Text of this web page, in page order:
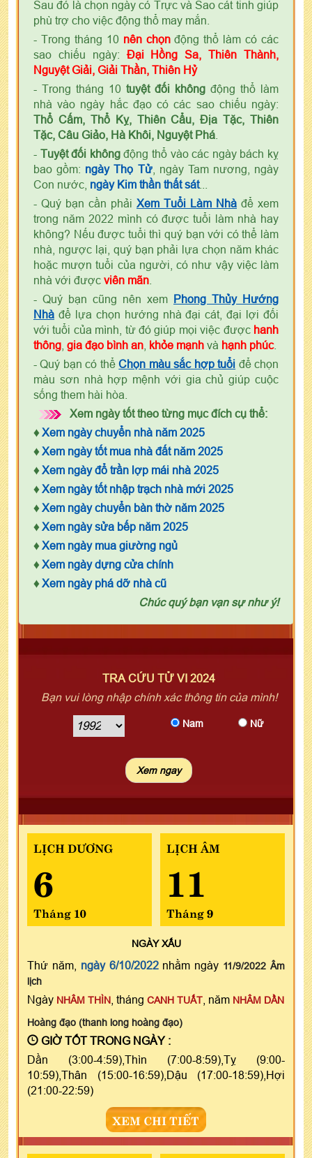
Sau đó là chọn ngày có Trực và Sao cát tinh giúp
phù trợ cho việc động thổ may mắn.
- Trong tháng 10 nên chọnđộng thổ làm có các
sao chiếu ngày: Đại Hồng Sa, Thiên Thành,
Nguyệt Giải, Giải Thần, Thiên Hỷ
- Trong tháng 10 tuyệt đối không động thổ làm
nhà vào ngày hắc đạo có các sao chiếu ngày:
Thổ Cấm, Thổ Kỵ, Thiên Cẩu, Địa Tặc, Thiên
Tặc, Câu Giảo, Hà Khôi, Nguyệt Phá
- Tuyệt đối khôngđộng thổ vào các ngày bách kỵ
bao gồm: ngày Thọ Tử, ngày Tam nương, ngày
Con nước, ngày Kim thần thất sát...
- Quý bạn cần phải Xem Tuổi Làm Nhà để xem
trong năm 2022 mình có được tuổi làm nhà hay
không? Nếu được tuổi thì quý bạn với có thể làm
nhà, ngược lại, quý bạn phải lựa chọn năm khác
hoặc mượn tuổi của người, có như vậy việc làm
nhà với được viên mãn
- Quý bạn cũng nên xem Phong Thủy Hướng
Nhà để lựa chọn hướng nhà đại cát, đại lợi đối
với tuổi của mình, từ đó giúp mọi việc được hanh
thông gia đạo bình an khỏe mạnh và hạnh phúc.
- Quý bạn có thểChọn màu sắc hợp tuổi để chọn
màu sơn nhà hợp mệnh với gia chủ giúp cuộc
sống them hài hòa.
Xem ngày tốt theo từng mục đích cụ thể:
♦ Xem ngày chuyển nhà năm 2025
♦ Xem ngày tốt mua nhà đất năm 2025
♦ Xem ngày đổ trần lợp mái nhà 2025
♦ Xem ngày tốt nhập trạch nhà mới 2025
♦ Xem ngày chuyển bàn thờ năm 2025
♦ Xem ngày sửa bếp năm 2025
♦ Xem ngày mua giường ngủ
♦ Xem ngày dựng cửa chính
♦ Xem ngày phá dỡ nhà cũ
Chúc quý bạn vạn sự như ý!
TRA CỨU TỬ VI 2024
Bạn vui lòng nhập chính xác thông tin của mình!
Nam Nữ
LỊCH DƯƠNG
6
Tháng 10
LỊCH ÂM
11
Tháng 9
NGÀYXẤU
Thứ năm, ngày 6/10/2022nhằm ngày 11/9/2022 Âm
lịch
Ngày NHÂM THÌN , tháng CANH TUẤT , năm NHÂM DẦN
Hoàng đạo (thanh long hoàng đạo)
GIỜ TỐT TRONG NGÀY :
Dần (3:00-4:59),Thìn (7:00-8:59),Tỵ (9:00-
10:59),Thân (15:00-16:59),Dậu (17:00-18:59),Hợi
(21:00-22:59)
XEM CHI TIẾT